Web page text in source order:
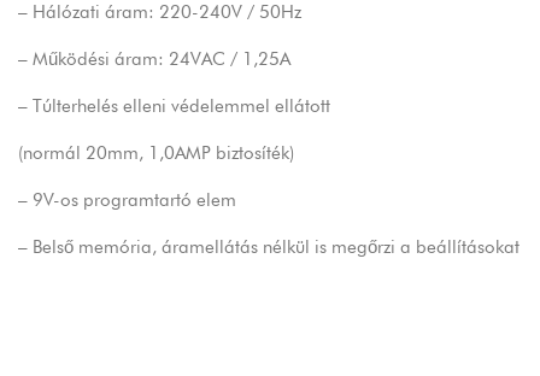
– Hálózati áram: 220-240V / 50Hz
– Működési áram: 24VAC / 1,25A
– Túlterhelés elleni védelemmel ellátott
(normál 20mm, 1,0AMP biztosíték)
– 9V-os programtartó elem
– Belső memória, áramellátás nélkül is megőrzi a beállításokat